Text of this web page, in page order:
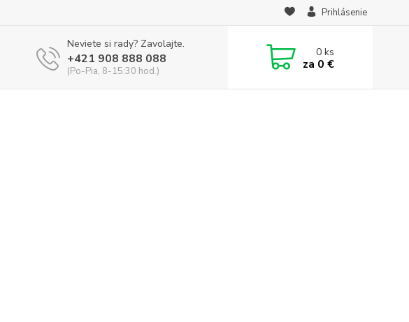
Prihlásenie
Neviete si rady? Zavolajte.
+421 908 888 088
(Po-Pia, 8-15:30 hod.)
0ks
za 0 €